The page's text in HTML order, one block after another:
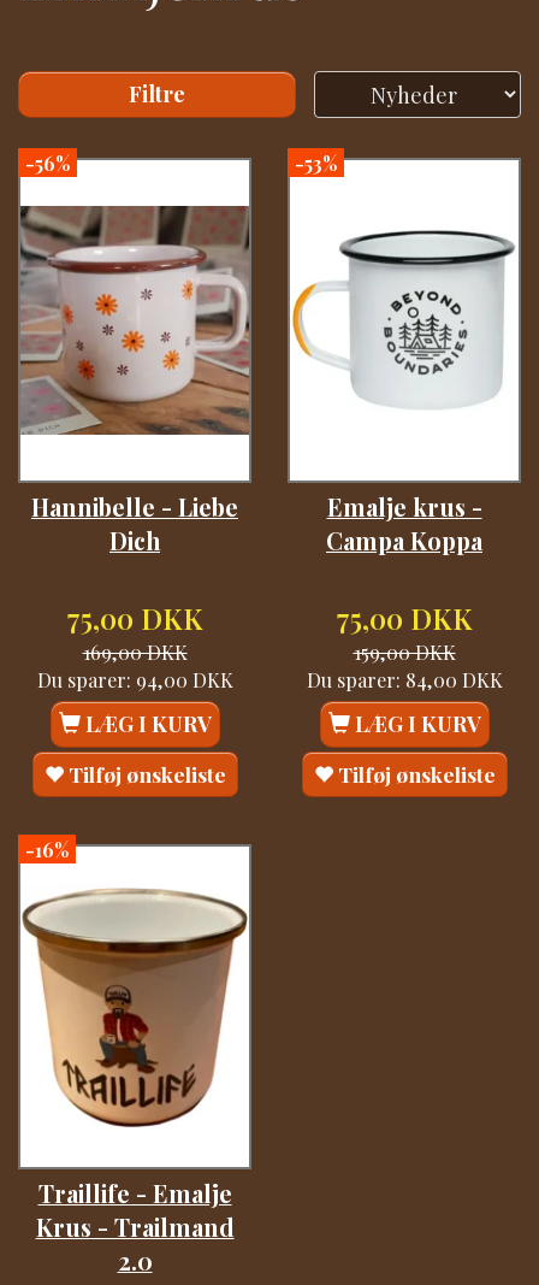
Filtre
-56%
Hannibelle - Liebe
Dich
75,00 DKK
169,00 DKK
Du sparer: 94,00 DKK
LÆG I KURV
Tilføj ønskeliste
-53%
Emalje krus -
Campa Koppa
75,00 DKK
159,00 DKK
Du sparer: 84,00 DKK
LÆG I KURV
Tilføj ønskeliste
-16%
Traillife - Emalje
Krus - Trailmand
2.0